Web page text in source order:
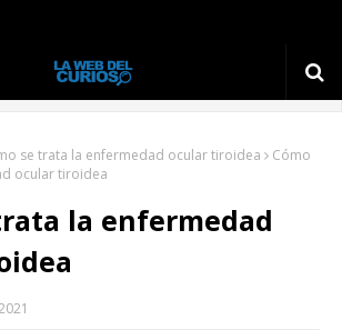
se trata la enfermedad ocular tiroidea
Cómo
ocular tiroidea
la enfermedad